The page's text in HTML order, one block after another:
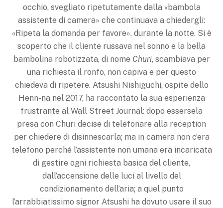
occhio, svegliato ripetutamente dalla «bambola
assistente di camera» che continuava a chiedergli:
«Ripeta la domanda per favore», durante la notte. Si è
scoperto che il cliente russava nel sonno e la bella
bambolina robotizzata, di nome Churi, scambiava per
una richiesta il ronfo, non capiva e per questo
chiedeva di ripetere. Atsushi Nishiguchi, ospite dello
Henn-na nel 2017, ha raccontato la sua esperienza
frustrante al Wall Street Journal: dopo essersela
presa con Churi decise di telefonare alla reception
per chiedere di disinnescarla; ma in camera non c’era
telefono perché l’assistente non umana era incaricata
di gestire ogni richiesta basica del cliente,
dall’accensione delle luci al livello del
condizionamento dell’aria; a quel punto
l’arrabbiatissimo signor Atsushi ha dovuto usare il suo